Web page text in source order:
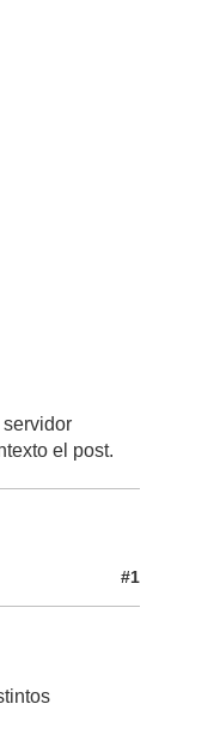
el post.
#1